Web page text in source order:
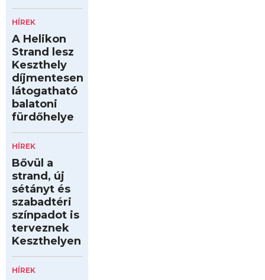
HÍREK
A Helikon
Strand lesz
Keszthely
díjmentesen
látogatható
balatoni
fürdőhelye
HÍREK
Bővül a
strand, új
sétányt és
szabadtéri
színpadot is
terveznek
Keszthelyen
HÍREK